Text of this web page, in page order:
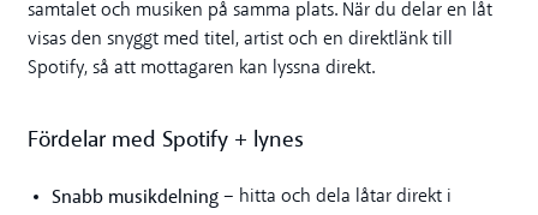
samtalet och musiken på samma plats. När du delar en låt
visas den snyggt med titel, artist och en direktlänk till
Spotify, så att mottagaren kan lyssna direkt.
Fördelar med Spotify + lynes
Snabb musikdelning– hitta och dela låtar direkt i